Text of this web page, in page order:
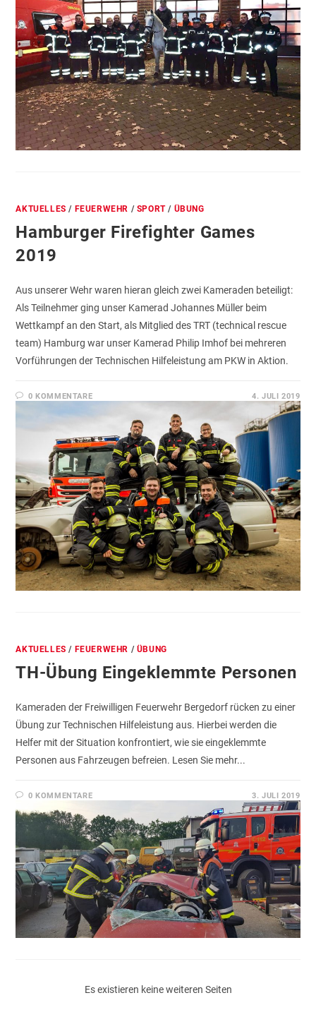
AKTUELLES / FEUERWEHR / SPORT/ ÜBUNG
Hamburger Firefighter Games
2019
Aus unserer Wehr waren hieran gleich zwei Kameraden beteiligt:
Als Teilnehmer ging unser Kamerad Johannes Müller beim
Wettkampf an den Start, als Mitglied des TRT (technical rescue
team) Hamburg war unser Kamerad Philip Imhof bei mehreren
Vorführungen der Technischen Hilfeleistung am PKW in Aktion.
0 KOMMENTARE 4. JULI 2019
AKTUELLES / FEUERWEHR / ÜBUNG
TH-Übung Eingeklemmte Personen
Kameraden der Freiwilligen Feuerwehr Bergedorf rücken zu einer
Übung zur Technischen Hilfeleistung aus. Hierbei werden die
Helfer mit der Situation konfrontiert, wie sie eingeklemmte
Personen aus Fahrzeugen befreien. Lesen Sie mehr...
0 KOMMENTARE 3. JULI 2019
Es existieren keine weiteren Seiten